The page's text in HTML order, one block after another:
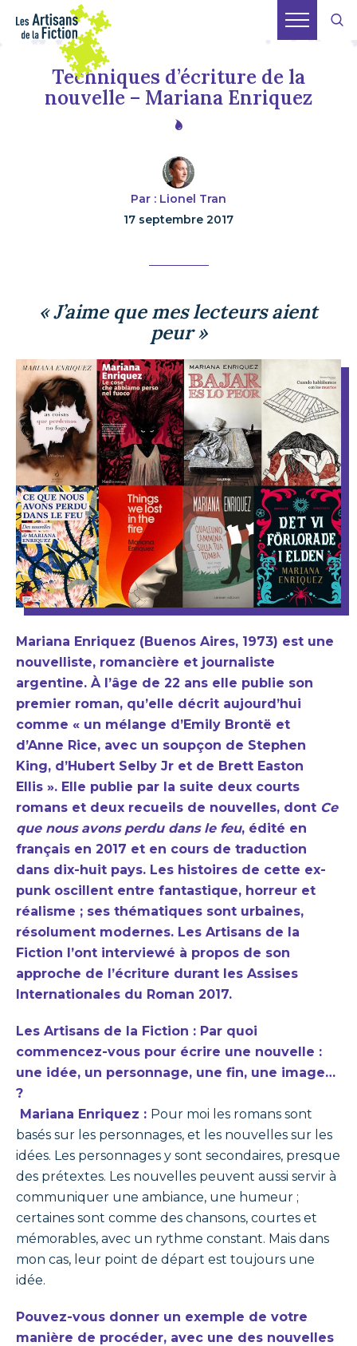
Techniques d’écriture de la
nouvelle – Mariana Enriquez
Par : Lionel Tran
17 septembre 2017
« J’aime que mes lecteurs aient
peur »
Mariana Enriquez (Buenos Aires, 1973) est une
nouvelliste, romancière et journaliste
argentine. À l’âge de 22 ans elle publie son
premier roman, qu’elle décrit aujourd’hui
comme « un mélange d’Emily Brontë et
d’Anne Rice, avec un soupçon de Stephen
King, d’Hubert Selby Jr et de Brett Easton
Ellis ». Elle publie par la suite deux courts
romans et deux recueils de nouvelles, dont Ce
que nous avons perdu dans le feu, édité en
français en 2017 et en cours de traduction
dans dix-huit pays. Les histoires de cette ex-
punk oscillent entre fantastique, horreur et
réalisme ; ses thématiques sont urbaines,
résolument modernes. Les Artisans de la
Fiction l’ont interviewé à propos de son
approche de l’écriture durant les Assises
Internationales du Roman 2017.
Les Artisans de la Fiction : Par quoi
commencez-vous pour écrire une nouvelle :
une idée, un personnage, une fin, une image…
?
Mariana Enriquez : Pour moi les romans sont
basés sur les personnages, et les nouvelles sur les
idées. Les personnages y sont secondaires, presque
des prétextes. Les nouvelles peuvent aussi servir à
communiquer une ambiance, une humeur ;
certaines sont comme des chansons, courtes et
mémorables, avec un rythme constant. Mais dans
mon cas, leur point de départ est toujours une
idée.
Pouvez-vous donner un exemple de votre
manière de procéder, avec une des nouvelles